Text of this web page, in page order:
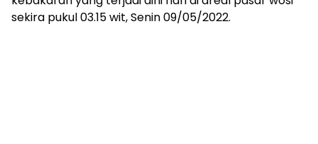
sekira pukul 03.15 wit, Senin 09/05/2022.